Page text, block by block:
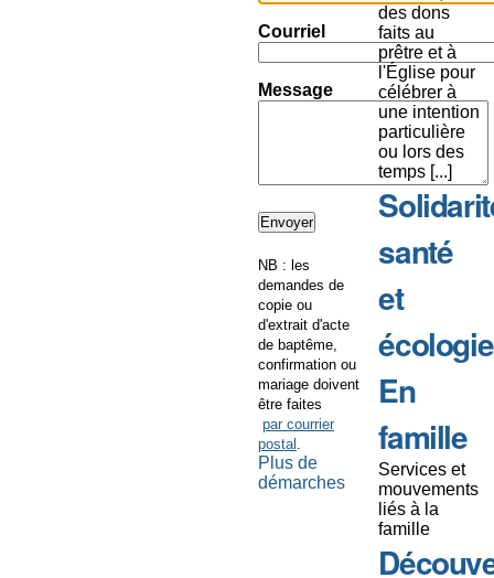
Courriel
Message
NB : les
demandes de
copie ou
d'extrait d'acte
de baptême,
confirmation ou
mariage doivent
être faites
par courrier
postal .
Plus de
démarches
des dons
faits au
prêtre et à
l'Église pour
célébrer à
une intention
particulière
ou lors des
temps [...]
santé
et
écologie
En
famille
Services et
mouvements
liés à la
famille